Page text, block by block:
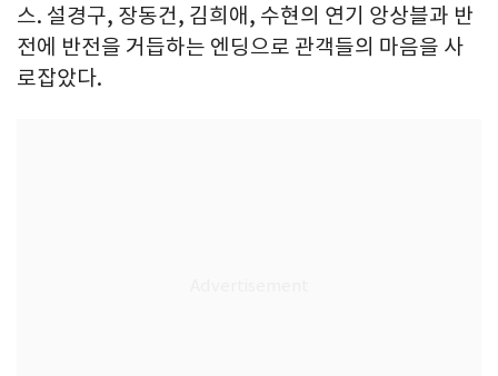
스. 설경구, 장동건, 김희애, 수현의 연기 앙상블과 반
전에 반전을 거듭하는 엔딩으로 관객들의 마음을 사
로잡았다.